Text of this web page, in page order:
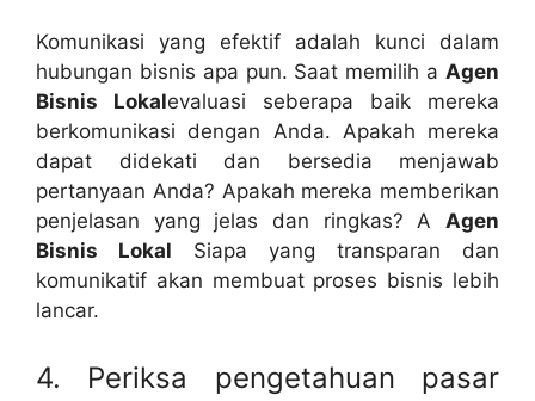
Komunikasi yang efektif adalah kunci dalam
hubungan bisnis apa pun. Saat memilih a Agen
Bisnis Lokalevaluasi seberapa baik mereka
berkomunikasi dengan Anda. Apakah mereka
dapat didekati dan bersedia menjawab
pertanyaan Anda? Apakah mereka memberikan
penjelasan yang jelas dan ringkas? A Agen
Bisnis Lokal Siapa yang transparan dan
komunikatif akan membuat proses bisnis lebih
lancar.
4. Periksa pengetahuan pasar